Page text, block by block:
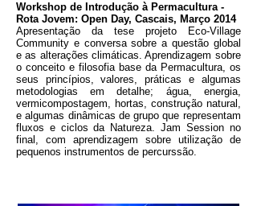
Workshop de Introdução à Permacultura -
Rota Jovem: Open Day, Cascais, Março 2014
Apresentação da tese projeto Eco-Village
Community e conversa sobre a questão global
e as alterações climáticas. Aprendizagem sobre
o conceito e filosofia base da Permacultura, os
seus princípios, valores, práticas e algumas
metodologias em detalhe; água, energia,
vermicompostagem, hortas, construção natural,
e algumas dinâmicas de grupo que representam
fluxos e ciclos da Natureza. Jam Session no
final, com aprendizagem sobre utilização de
pequenos instrumentos de percurssão.